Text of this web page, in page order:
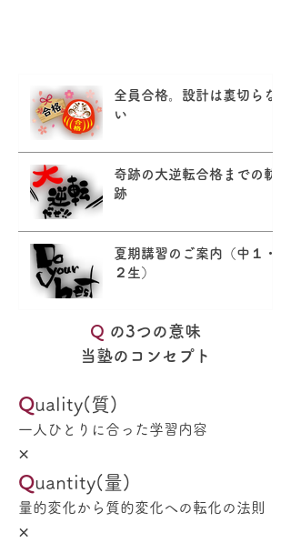
全員合格。設計は裏切らな
い
奇跡の大逆転合格までの軌
跡
夏期講習のご案内（中１・
２生）
Q の3つの意味
当塾のコンセプト
Quality(質)
一人ひとりに合った学習内容
×
Quantity(量)
量的変化から質的変化への転化の法則
​×